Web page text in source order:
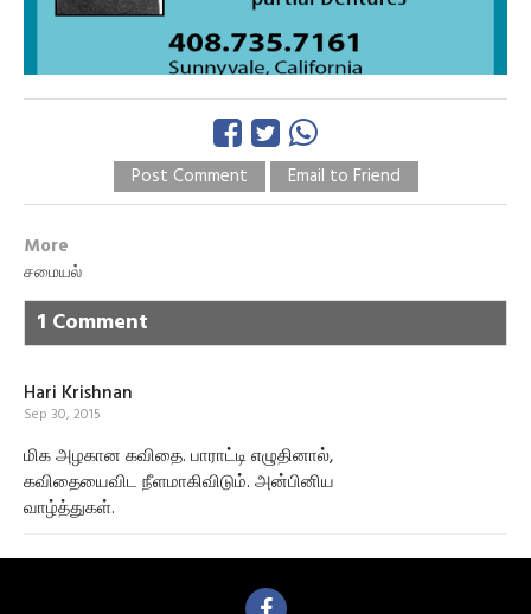
Post Comment Email to Friend
More
ச‌மைய‌ல்
1 Comment
Hari Krishnan
Sep 30, 2015
மிக அழகான கவிதை. பாராட்டி எழுதினால்,
கவிதையைவிட நீளமாகிவிடும். அன்பினிய
வாழ்த்துகள்.